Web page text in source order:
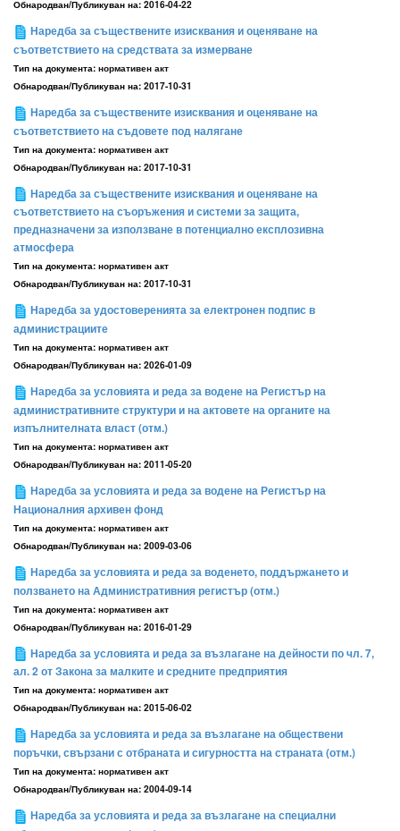
Обнародван/Публикуван на: 2016-04-22
Наредба за съществените изисквания и оценяване на
съответствието на средствата за измерване
Тип на документа: нормативен акт
Обнародван/Публикуван на: 2017-10-31
Наредба за съществените изисквания и оценяване на
съответствието на съдовете под налягане
Тип на документа: нормативен акт
Обнародван/Публикуван на: 2017-10-31
Наредба за съществените изисквания и оценяване на
съответствието на съоръжения и системи за защита,
предназначени за използване в потенциално експлозивна
атмосфера
Тип на документа: нормативен акт
Обнародван/Публикуван на: 2017-10-31
Наредба за удостоверенията за електронен подпис в
администрациите
Тип на документа: нормативен акт
Обнародван/Публикуван на: 2026-01-09
Наредба за условията и реда за водене на Регистър на
административните структури и на актовете на органите на
изпълнителната власт (отм.)
Тип на документа: нормативен акт
Обнародван/Публикуван на: 2011-05-20
Наредба за условията и реда за водене на Регистър на
Националния архивен фонд
Тип на документа: нормативен акт
Обнародван/Публикуван на: 2009-03-06
Наредба за условията и реда за воденето, поддържането и
ползването на Административния регистър (отм.)
Тип на документа: нормативен акт
Обнародван/Публикуван на: 2016-01-29
Наредба за условията и реда за възлагане на дейности по чл. 7,
ал. 2 от Закона за малките и средните предприятия
Тип на документа: нормативен акт
Обнародван/Публикуван на: 2015-06-02
Наредба за условията и реда за възлагане на обществени
поръчки, свързани с отбраната и сигурността на страната (отм.)
Тип на документа: нормативен акт
Обнародван/Публикуван на: 2004-09-14
Наредба за условията и реда за възлагане на специални